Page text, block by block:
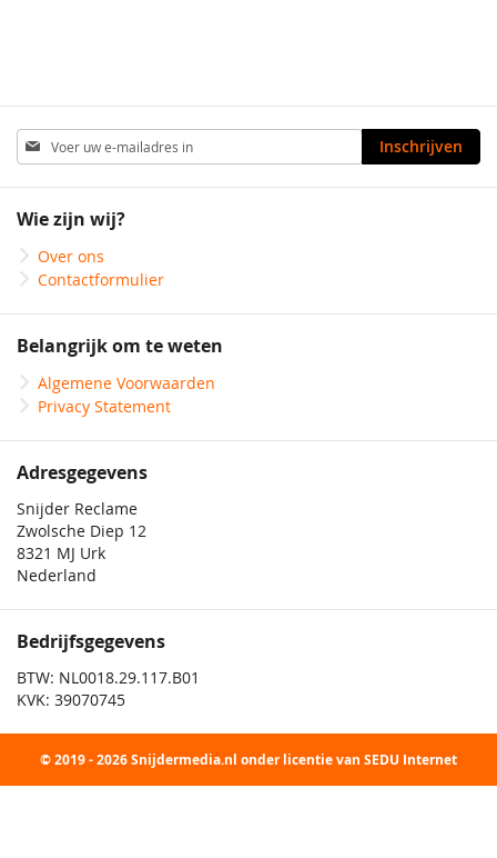
Abonneer
u
op
nieuwsbrief
Inschrijven
Wie zijn wij?
Over ons
Contactformulier
Belangrijk om te weten
Algemene Voorwaarden
Privacy Statement
Adresgegevens
Snijder Reclame
Zwolsche Diep 12
8321 MJ Urk
Nederland
Bedrijfsgegevens
BTW: NL0018.29.117.B01
KVK: 39070745
© 2019 - 2026 Snijdermedia.nl onder licentie van SEDU Internet